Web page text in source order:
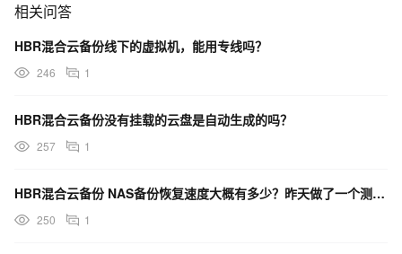
相关问答
HBR混合云备份线下的虚拟机，能用专线吗？
246 1
HBR混合云备份没有挂载的云盘是自动生成的吗？
257 1
HBR混合云备份 NAS备份恢复速度大概有多少？昨天做了一个测试，22M/S，这个正常吗？
250 1